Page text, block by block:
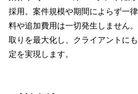
採用。案件規模や期間によらず一
料や追加費用は一切発生しません
取りを最大化し、クライアントに
定を実現します。